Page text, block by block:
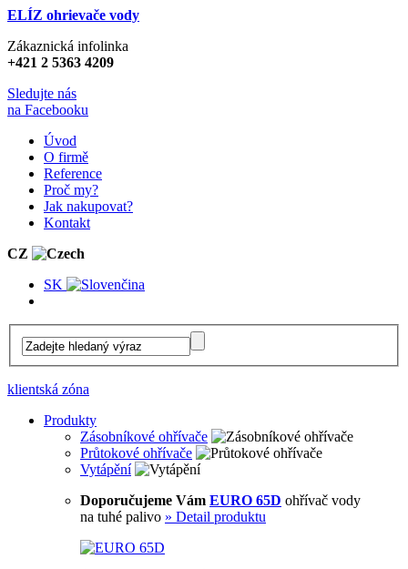
ELÍZ ohrievače vody
Zákaznická infolinka
+421 2 5363 4209
Sledujte nás
na Facebooku
Úvod
O firmě
Reference
Proč my?
Jak nakupovat?
Kontakt
CZ
SK
klientská zóna
Produkty
Zásobníkové ohřívače
Průtokové ohřívače
Vytápění
Doporučujeme Vám EURO 65D ohřívač vody
na tuhé palivo » Detail produktu